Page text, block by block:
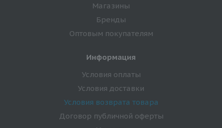
Магазины
Бренды
Оптовым покупателям
Информация
Условия оплаты
Условия доставки
Условия возврата товара
Договор публичной оферты